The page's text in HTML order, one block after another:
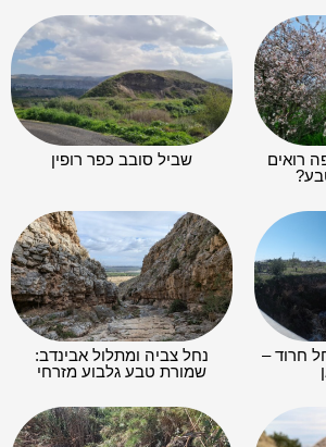
רואים
שביל סובב כפר רופין
חרוד –
נחל צביה ומתלול אבינדב:
שמורת טבע גלבוע מזרחי